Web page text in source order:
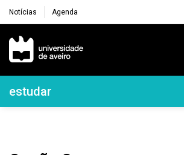
Notícias Agenda
Navegação Principal
Navegação Lateral
estudar